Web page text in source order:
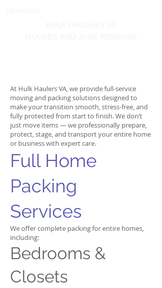
At Hulk Haulers VA, we provide full-service
moving and packing solutions designed to
make your transition smooth, stress-free, and
fully protected from start to finish. We don’t
just move items — we professionally prepare,
protect, stage, and transport your entire home
or business with expert care.
Full Home
Packing
Services
We offer complete packing for entire homes,
including:
Bedrooms &
Closets